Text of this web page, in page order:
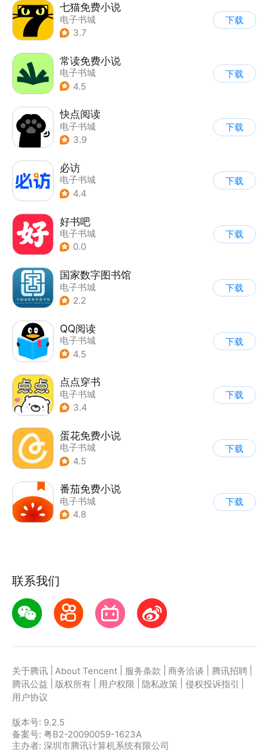
七猫免费小说
电子书城
3.7
下载
常读免费小说
电子书城
4.5
下载
快点阅读
电子书城
3.9
下载
必访
电子书城
4.4
下载
好书吧
电子书城
0.0
下载
国家数字图书馆
电子书城
2.2
下载
QQ阅读
电子书城
4.5
下载
点点穿书
电子书城
3.4
下载
蛋花免费小说
电子书城
4.5
下载
番茄免费小说
电子书城
4.8
下载
联系我们
关于腾讯 About Tencent 服务条款 商务洽谈 腾讯招聘
腾讯公益
版权所有 用户权限 隐私政策 侵权投诉指引
用户协议
版本号: 9.2.5
备案号: 粤B2-20090059-1623A
主办者: 深圳市腾讯计算机系统有限公司